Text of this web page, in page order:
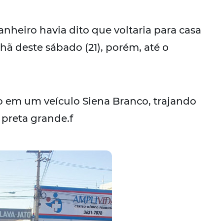
havia dito que voltaria para casa
deste sábado (21), porém, até o
um veículo Siena Branco, trajando
grande.f